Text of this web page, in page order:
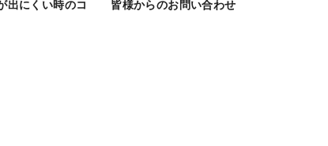
出にくい時のコ
皆様からのお問い合わせ